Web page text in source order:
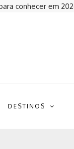
conhecer em
DESTINOS